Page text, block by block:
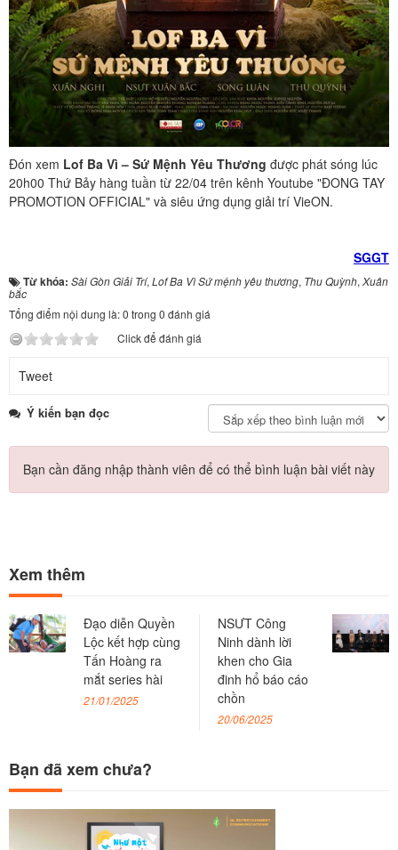
Đón xem Lof Ba Vì – Sứ Mệnh Yêu Thương được phát sóng lúc
20h00 Thứ Bảy hàng tuần từ 22/04 trên kênh Youtube "ĐONG TAY
PROMOTION OFFICIAL" và siêu ứng dụng giải trí VieON.
SGGT
Từ khóa: Sài Gòn Giải Trí, Lof Ba Vì Sứ mệnh yêu thương, Thu Quỳnh, Xuân
bắc
Tổng điểm nội dung là: 0 trong 0 đánh giá
Click để đánh giá
Tweet
Ý kiến bạn đọc
Bạn cần đăng nhập thành viên để có thể bình luận bài viết này
Xem thêm
Đạo diễn Quyền
Lộc kết hợp cùng
Tấn Hoàng ra
mắt series hài
21/01/2025
NSƯT Công
Ninh dành lời
khen cho Gia
đinh hổ báo cáo
chồn
20/06/2025
Bạn đã xem chưa?